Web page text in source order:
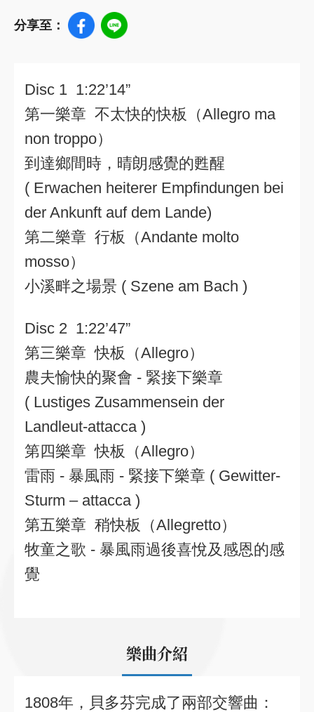
分享至：
Disc 1 1:22’14”
第一樂章 不太快的快板（Allegro ma
non troppo）
到達鄉間時，晴朗感覺的甦醒
( Erwachen heiterer Empfindungen bei
der Ankunft auf dem Lande)
第二樂章 行板（Andante molto
mosso）
小溪畔之場景 ( Szene am Bach )
Disc 2 1:22’47”
第三樂章 快板（Allegro）
農夫愉快的聚會 - 緊接下樂章
( Lustiges Zusammensein der
Landleut-attacca )
第四樂章 快板（Allegro）
雷雨 - 暴風雨 - 緊接下樂章 ( Gewitter-
Sturm – attacca )
第五樂章 稍快板（Allegretto）
牧童之歌 - 暴風雨過後喜悅及感恩的感
覺
樂曲介紹
1808年，貝多芬完成了兩部交響曲：